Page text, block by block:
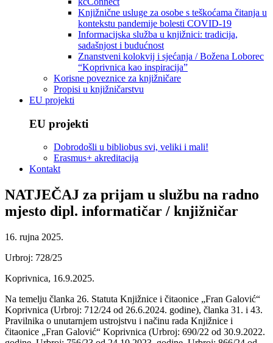
Knjižnične usluge za osobe s teškoćama čitanja u
kontekstu pandemije bolesti COVID-19
Informacijska služba u knjižnici: tradicija,
sadašnjost i budućnost
Znanstveni kolokvij i sjećanja / Božena Loborec
“Koprivnica kao inspiracija”
Korisne poveznice za knjižničare
Propisi u knjižničarstvu
EU projekti
EU projekti
Dobrodošli u bibliobus svi, veliki i mali!
Erasmus+ akreditacija
Kontakt
NATJEČAJ za prijam u službu na radno
mjesto dipl. informatičar / knjižničar
16. rujna 2025.
Urbroj: 728/25
Koprivnica, 16.9.2025.
Na temelju članka 26. Statuta Knjižnice i čitaonice „Fran Galović“
Koprivnica (Urbroj: 712/24 od 26.6.2024. godine), članka 31. i 43.
Pravilnika o unutarnjem ustrojstvu i načinu rada Knjižnice i
čitaonice „Fran Galović“ Koprivnica (Urbroj: 690/22 od 30.9.2022.